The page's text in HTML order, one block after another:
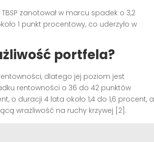
zanotował w marcu spadek o 3,2
1 punkt procentowy, co uderzyło w
portfela?
dlatego jej poziom jest
rentowności o 36 do 42 punktów
o duracji 4 lata około 1,4 do 1,6 procent, a
wrażliwość na ruchy krzywej [2].